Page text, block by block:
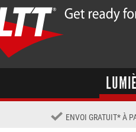
ENVOI GRATUIT* À